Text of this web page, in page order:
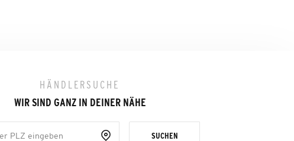
HÄNDLERSUCHE
WIR SIND GANZ IN DEINER NÄHE
SUCHEN